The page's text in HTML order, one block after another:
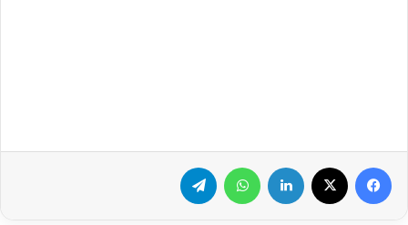
فيسبوك لينكدإن واتساب